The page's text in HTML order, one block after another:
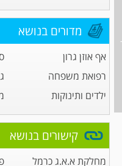
מדורים בנושא
אף אוזן גרון
רפואת משפחה
ילדים ותינוקות
קישורים בנושא
מחלקת א.א.ג כרמל